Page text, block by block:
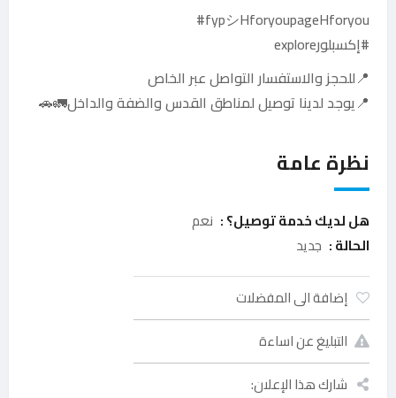
fypシHforyoupageHforyou#
#إكسبلورexplore
📍للحجز والاستفسار التواصل عبر الخاص
📍يوجد لدينا توصيل لمناطق القدس والضفة والداخل🚛🚗
نظرة عامة
هل لديك خدمة توصيل؟ : نعم
الحالة : جديد
إضافة الى المفضلات
التبليغ عن اساءة
شارك هذا الإعلان: